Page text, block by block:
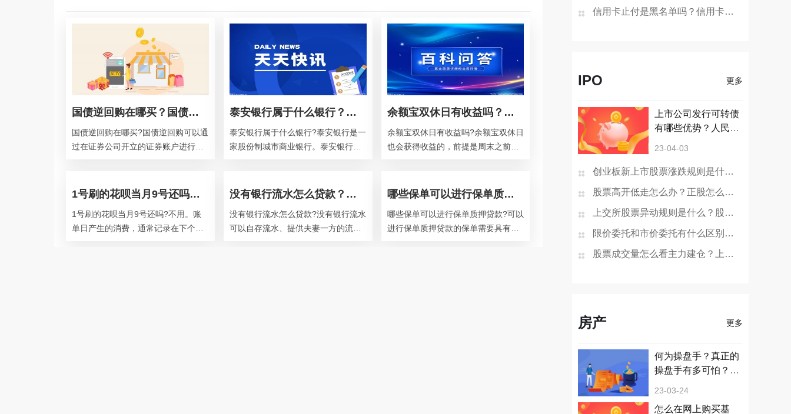
国债逆回购在哪买？国债逆回购是什么意思？
国债逆回购在哪买?国债逆回购可以通
过在证券公司开立的证券账户进行购
泰安银行属于什么银行？泰安银行的经营范围？
泰安银行属于什么银行?泰安银行是一
家股份制城市商业银行。泰安银行成
余额宝双休日有收益吗？余额宝会不会损失本金？
余额宝双休日有收益吗?余额宝双休日
也会获得收益的，前提是周末之前购
1号刷的花呗当月9号还吗？花呗分期后提前还款还要利息吗？
1号刷的花呗当月9号还吗?不用。账
单日产生的消费，通常记录在下个月
没有银行流水怎么贷款？银行贷款查征信吗？
没有银行流水怎么贷款?没有银行流水
可以自存流水、提供夫妻一方的流
哪些保单可以进行保单质押贷款？保单如何做抵押贷款？
哪些保单可以进行保单质押贷款?可以
进行保单质押贷款的保单需要具有储
信用卡止付是黑名单吗？信用卡销户过多久在征信消失？
IPO 更多
上市公司发行可转债
有哪些优势？人民币
23-04-03
创业板新上市股票涨跌规则是什么？ 股票st的交易规则是什么？
股票高开低走怎么办？正股怎么换成可转债呢？
上交所股票异动规则是什么？股票向上突破有哪些特征？
限价委托和市价委托有什么区别？借壳上市之后股票价格会下跌吗？
股票成交量怎么看主力建仓？上市公司的市值增加股价会涨吗？
房产 更多
何为操盘手？真正的
操盘手有多可怕？操
23-03-24
怎么在网上购买基